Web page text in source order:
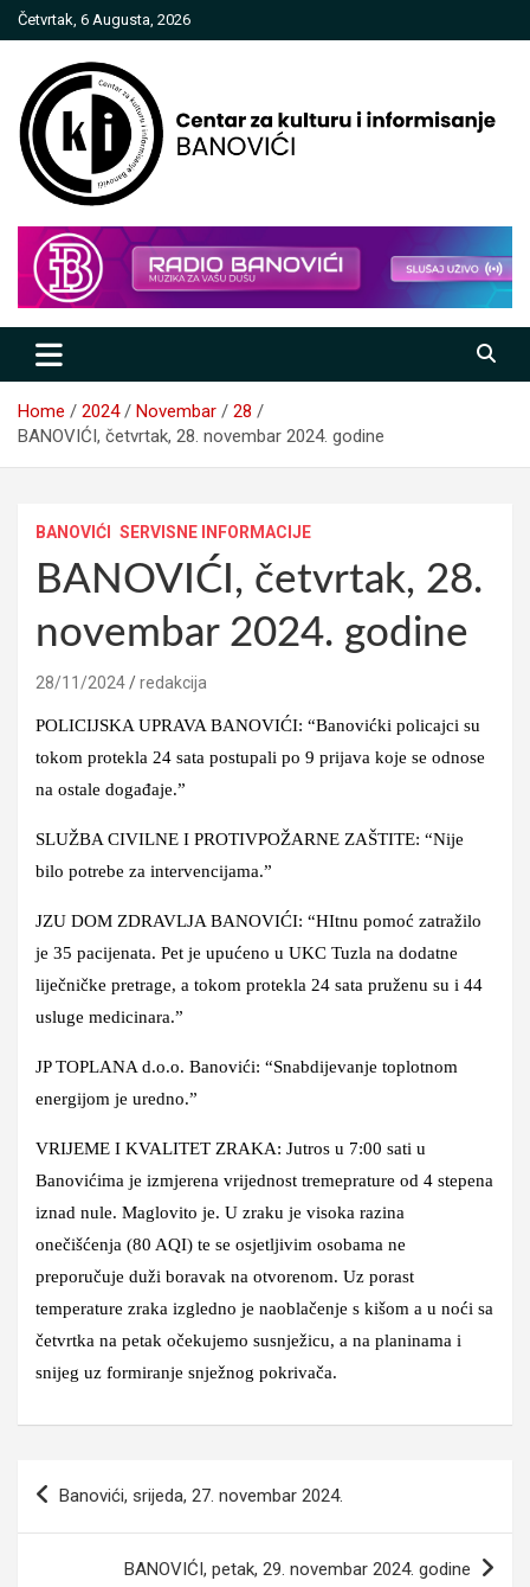
Skip
to
Četvrtak, 6 Augusta, 2026
Centar za kulturu i informisanje
Banovići
Home 2024 Novembar
28
BANOVIĆI, četvrtak, 28. novembar 2024. godine
BANOVIĆI SERVISNE INFORMACIJE
BANOVIĆI, četvrtak, 28.
novembar 2024. godine
28/11/2024 redakcija
POLICIJSKA UPRAVA BANOVIĆI: “Banovićki policajci su
tokom protekla 24 sata postupali po 9 prijava koje se odnose
na ostale događaje.”
SLUŽBA CIVILNE I PROTIVPOŽARNE ZAŠTITE: “Nije
bilo potrebe za intervencijama.”
JZU DOM ZDRAVLJA BANOVIĆI: “HItnu pomoć zatražilo
je 35 pacijenata. Pet je upućeno u UKC Tuzla na dodatne
liječničke pretrage, a tokom protekla 24 sata pruženu su i 44
usluge medicinara.”
JP TOPLANA d.o.o. Banovići: “Snabdijevanje toplotnom
energijom je uredno.”
VRIJEME I KVALITET ZRAKA: Jutros u 7:00 sati u
Banovićima je izmjerena vrijednost tremeprature od 4 stepena
iznad nule. Maglovito je. U zraku je visoka razina
onečišćenja (80 AQI) te se osjetljivim osobama ne
preporučuje duži boravak na otvorenom. Uz porast
temperature zraka izgledno je naoblačenje s kišom a u noći sa
četvrtka na petak očekujemo susnježicu, a na planinama i
snijeg uz formiranje snježnog pokrivača.
Banovići, srijeda, 27. novembar 2024.
BANOVIĆI, petak, 29. novembar 2024. godine